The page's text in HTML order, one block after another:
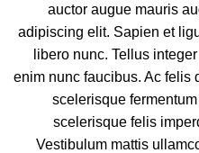
auctor augue mauris
adipiscing elit. Sapien et
libero nunc. Tellus
enim nunc faucibus. Ac felis
scelerisque
scelerisque felis
Vestibulum mattis